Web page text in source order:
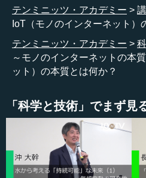
ここで私が重要だと思うのは
にモノをつなぐ」という認識を
ンターネットにつなぐ」と考え
いで、例えば遠隔でコントロ
もう10～20年も前からもでき
をコントロールしようというこ
ところがここで重要なのは...
テンミニッツ・アカデミー
IoT（モノのインターネット）
テンミニッツ・アカデミー
～モノのインターネットの本質
ット）の本質とは何か？
「科学と技術」でまず見